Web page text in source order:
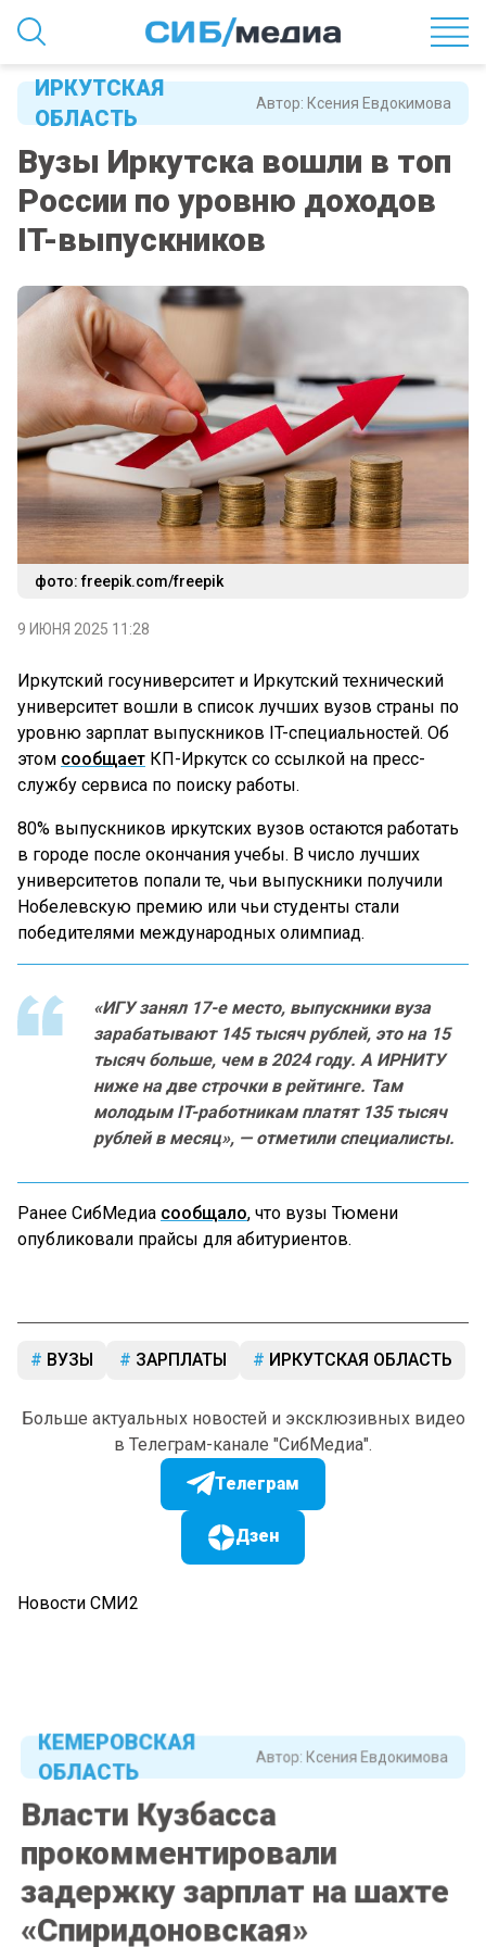
Автор: Ксения Евдокимова
ИРКУТСКАЯ
ОБЛАСТЬ
Вузы Иркутска вошли в топ
России по уровню доходов
IT-выпускников
фото: freepik.com/freepik
9 ИЮНЯ 2025 11:28
Иркутский госуниверситет и Иркутский технический
университет вошли в список лучших вузов страны по
уровню зарплат выпускников IT-специальностей. Об
этом сообщает КП-Иркутск со ссылкой на пресс-
службу сервиса по поиску работы.
80% выпускников иркутских вузов остаются работать
в городе после окончания учебы. В число лучших
университетов попали те, чьи выпускники получили
Нобелевскую премию или чьи студенты стали
победителями международных олимпиад.
«ИГУ занял 17-е место, выпускники вуза
зарабатывают 145 тысяч рублей, это на 15
тысяч больше, чем в 2024 году. А ИРНИТУ
ниже на две строчки в рейтинге. Там
молодым IT-работникам платят 135 тысяч
рублей в месяц», — отметили специалисты.
Ранее СибМедиа сообщало, что вузы Тюмени
опубликовали прайсы для абитуриентов.
ВУЗЫ ЗАРПЛАТЫ ИРКУТСКАЯ ОБЛАСТЬ
Больше актуальных новостей и эксклюзивных видео
в Телеграм-канале "СибМедиа".
Телеграм
Дзен
Новости СМИ2
КЕМЕРОВСКАЯ
ОБЛАСТЬ
Власти Кузбасса
прокомментировали
задержку зарплат на шахте
«Спиридоновская»